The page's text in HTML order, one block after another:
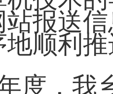
站报送
地顺利
度，我